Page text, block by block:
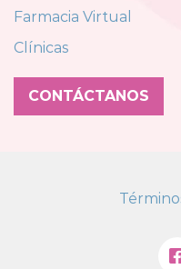
Farmacia Virtual
Clínicas
CONTÁCTANOS